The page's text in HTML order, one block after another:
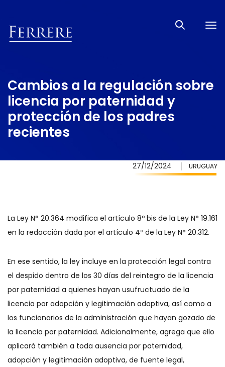
Cambios a la regulación sobre
licencia por paternidad y
protección de los padres
recientes
27/12/2024 URUGUAY
La Ley N° 20.364 modifica el artículo 8º bis de la Ley N° 19.161
en la redacción dada por el artículo 4º de la Ley N° 20.312.
En ese sentido, la ley incluye en la protección legal contra
el despido dentro de los 30 días del reintegro de la licencia
por paternidad a quienes hayan usufructuado de la
licencia por adopción y legitimación adoptiva, así como a
los funcionarios de la administración que hayan gozado de
la licencia por paternidad. Adicionalmente, agrega que ello
aplicará también a toda ausencia por paternidad,
adopción y legitimación adoptiva, de fuente legal,